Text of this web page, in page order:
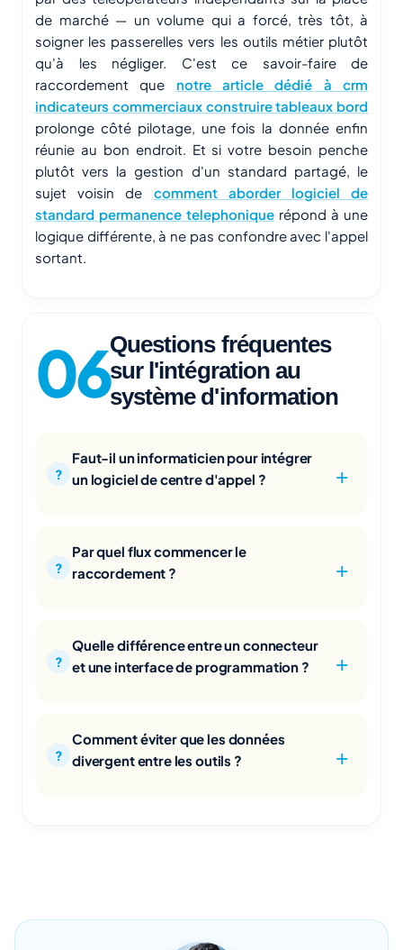
de marché — un volume qui a forcé, très tôt, à
soigner les passerelles vers les outils métier plutôt
qu'à les négliger. C'est ce savoir-faire de
raccordement que notre article dédié à crm
indicateurs commerciaux construire tableaux bord
prolonge côté pilotage, une fois la donnée enfin
réunie au bon endroit. Et si votre besoin penche
plutôt vers la gestion d'un standard partagé, le
sujet voisin de comment aborder logiciel de
standard permanence telephonique répond à une
logique différente, à ne pas confondre avec l'appel
sortant.
Questions fréquentes
sur l'intégration au
système d'information
Faut-il un informaticien pour intégrer
un logiciel de centre d'appel ?
Par quel flux commencer le
raccordement ?
Quelle différence entre un connecteur
et une interface de programmation ?
Comment éviter que les données
divergent entre les outils ?